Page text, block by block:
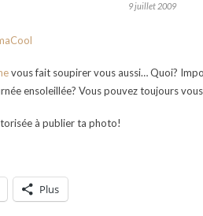
9 juillet 2009
vous fait soupirer vous aussi… Quoi?
ensoleillée? Vous pouvez toujours
à publier ta photo!
Plus